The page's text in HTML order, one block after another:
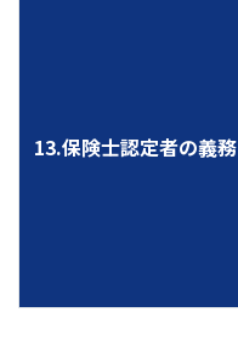
13.保険士認定者の義務